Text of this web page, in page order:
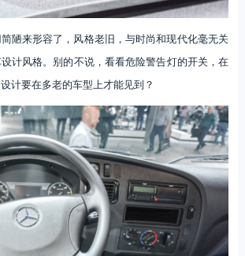
陋来形容了，风格老旧，与时尚和现代化毫无关
计风格。别的不说，看看危险警告灯的开关，在
计要在多老的车型上才能见到？